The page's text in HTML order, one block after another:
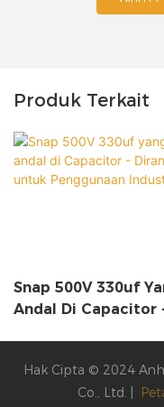
Produk Terkait
Snap 500V 330uf
Andal Di Capacitor
Hak Cipta © 2024
Co., Ltd. |